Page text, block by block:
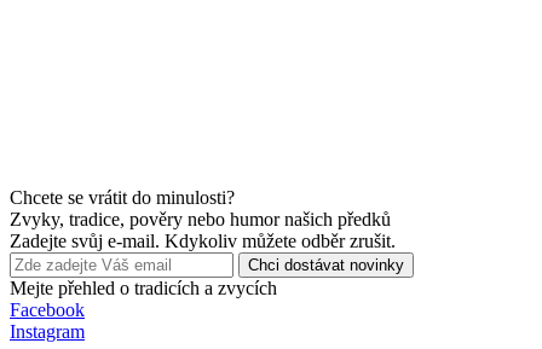
Chcete se vrátit do minulosti?
Zvyky, tradice, pověry nebo humor našich předků
Zadejte svůj e-mail. Kdykoliv můžete odběr zrušit.
Chci dostávat novinky
Mejte přehled o tradicích a zvycích
Facebook
Instagram